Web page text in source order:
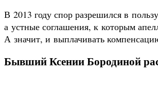
В 2013 году спор разрешился в
а устные соглашения, к которым
А значит, и выплачивать
Бывший Ксении Бородиной